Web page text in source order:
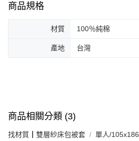
商品規格
材質 100％純棉
產地 台灣
商品相關分類 (3)
找材質┃雙層紗床包被套 單人/105x186